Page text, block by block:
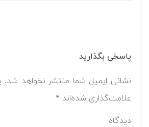
پاسخی بگذارید
نشانی ایمیل شما منتشر نخواهد شد.
علامت‌گذاری شده‌اند *
دیدگاه